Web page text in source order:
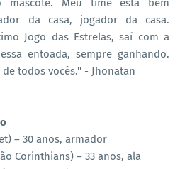
mascote. Meu time está bem
da casa, jogador da casa.
Jogo das Estrelas, saí com a
entoada, sempre ganhando.
todos vocês.'' - Jhonatan
– 30 anos, armador
Corinthians) – 33 anos, ala